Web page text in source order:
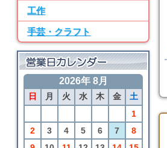
チン パーツ・水道
9位
BRIO
アニマルファームセッ
ト
10位
BRIO
工作
手芸・クラフト
2026年 8月
日 月 火 水 木 金
土
1
2
3 4 5 6 7
8